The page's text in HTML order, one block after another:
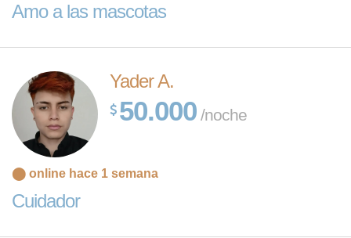
Amo a las mascotas
Yader A.
50.000 /noche
⬤ online hace 1 semana
Cuidador